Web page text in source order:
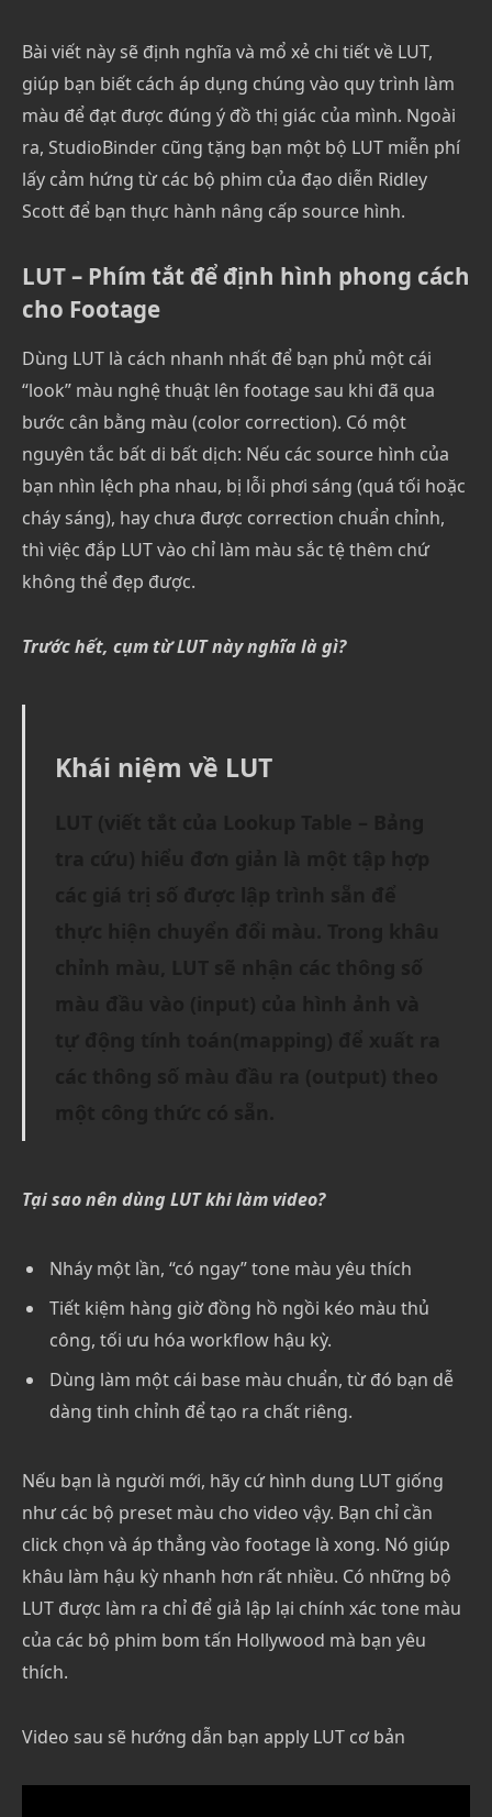
Bài viết này sẽ định nghĩa và mổ xẻ chi tiết về LUT,
giúp bạn biết cách áp dụng chúng vào quy trình làm
màu để đạt được đúng ý đồ thị giác của mình. Ngoài
ra, StudioBinder cũng tặng bạn một bộ LUT miễn phí
lấy cảm hứng từ các bộ phim của đạo diễn Ridley
Scott để bạn thực hành nâng cấp source hình.
LUT – Phím tắt để định hình phong cách
cho Footage
Dùng LUT là cách nhanh nhất để bạn phủ một cái
“look” màu nghệ thuật lên footage sau khi đã qua
bước cân bằng màu (color correction). Có một
nguyên tắc bất di bất dịch: Nếu các source hình của
bạn nhìn lệch pha nhau, bị lỗi phơi sáng (quá tối hoặc
cháy sáng), hay chưa được correction chuẩn chỉnh,
thì việc đắp LUT vào chỉ làm màu sắc tệ thêm chứ
không thể đẹp được.
Trước hết, cụm từ LUT này nghĩa là gì?
Khái niệm về LUT
Tại sao nên dùng LUT khi làm video?
Nháy một lần, “có ngay” tone màu yêu thích
Tiết kiệm hàng giờ đồng hồ ngồi kéo màu thủ
công, tối ưu hóa workflow hậu kỳ.
Dùng làm một cái base màu chuẩn, từ đó bạn dễ
dàng tinh chỉnh để tạo ra chất riêng.
Nếu bạn là người mới, hãy cứ hình dung LUT giống
như các bộ preset màu cho video vậy. Bạn chỉ cần
click chọn và áp thẳng vào footage là xong. Nó giúp
khâu làm hậu kỳ nhanh hơn rất nhiều. Có những bộ
LUT được làm ra chỉ để giả lập lại chính xác tone màu
của các bộ phim bom tấn Hollywood mà bạn yêu
thích.
Video sau sẽ hướng dẫn bạn apply LUT cơ bản